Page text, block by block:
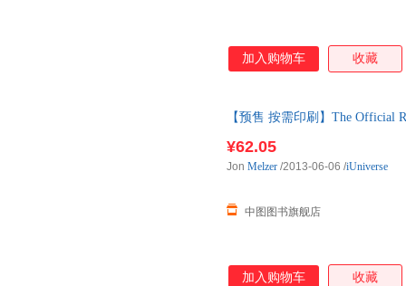
加入购物车 收藏
【预售 按需印刷】The Official
¥62.05
中图图书旗舰店
Jon Melzer /2013-06-06 /iUniverse
加入购物车 收藏